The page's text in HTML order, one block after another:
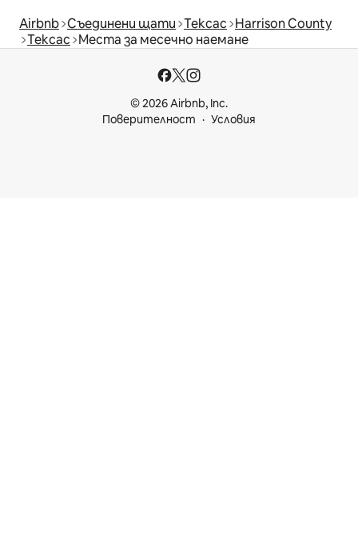
Airbnb Съединени щати Тексас Harrison County
Тексас Места за месечно наемане
© 2026 Airbnb, Inc.
Поверителност
Условия